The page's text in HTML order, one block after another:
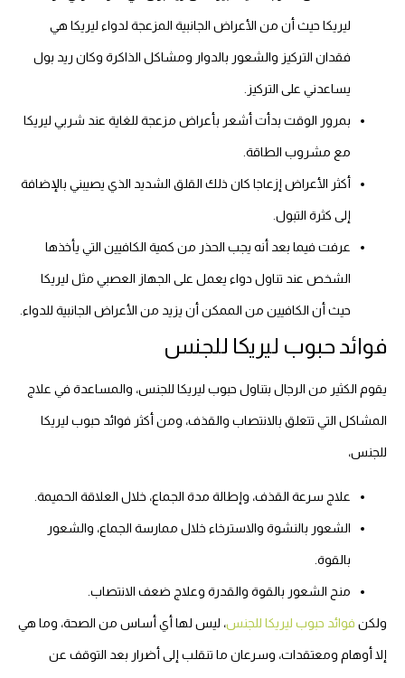
ليريكا حيث أن من الأعراض الجانبية المزعجة لدواء ليريكا هي
فقدان التركيز والشعور بالدوار ومشاكل الذاكرة وكان ريد بول
يساعدني على التركيز.
بمرور الوقت بدأت أشعر بأعراض مزعجة للغاية عند شربي ليريكا
مع مشروب الطاقة.
أكثر الأعراض إزعاجا كان ذلك القلق الشديد الذي يصيبني بالإضافة
إلى كثرة التبول.
عرفت فيما بعد أنه يجب الحذر من كمية الكافيين التي يأخذها
الشخص عند تناول دواء يعمل على الجهاز العصبي مثل ليريكا
حيث أن الكافيين من الممكن أن يزيد من الأعراض الجانبية للدواء.
فوائد حبوب ليريكا للجنس
يقوم الكثير من الرجال بتناول حبوب ليريكا للجنس، والمساعدة في علاج
المشاكل التي تتعلق بالانتصاب والقذف، ومن أكثر فوائد حبوب ليريكا
للجنس،
علاج سرعة القذف، وإطالة مدة الجماع، خلال العلاقة الحميمة.
الشعور بالنشوة والاسترخاء خلال ممارسة الجماع، والشعور
بالقوة.
منح الشعور بالقوة والقدرة وعلاج ضعف الانتصاب.
ولكن فوائد حبوب ليريكا للجنس، ليس لها أي أساس من الصحة، وما هي
إلا أوهام ومعتقدات، وسرعان ما تنقلب إلى أضرار بعد التوقف عن